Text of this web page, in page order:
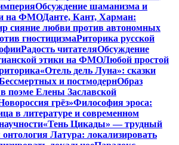
Обсуждение шаманизма и
на ФМОДанте, Кант, Харман:
сияние любви против автономных
гностицизмаРиторика русской
Радость читателяОбсуждение
этики на ФМОЛюбой простой
«Отель дель Луна»: сказки
и постмодернОбраз
поэме Елены Заславской
грёз»Философия эроса:
в литературе и современном
«Тень Цикады» — трудный
Латура: локализировать